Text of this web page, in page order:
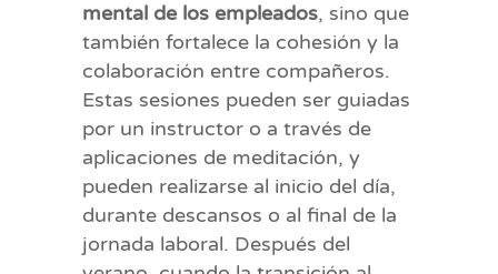
mental de los empleados, sino que
también fortalece la cohesión y la
colaboración entre compañeros.
Estas sesiones pueden ser guiadas
por un instructor o a través de
aplicaciones de meditación, y
pueden realizarse al inicio del día,
durante descansos o al final de la
jornada laboral. Después del